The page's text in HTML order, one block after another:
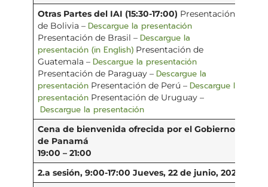
Otras Partes del IAI (15:30-17:00) Presentación
de Bolivia – Descargue la presentación
Presentación de Brasil – Descargue la
presentación (in English)Presentación de
Guatemala – Descargue la presentación
Presentación de Paraguay – Descargue la
presentaciónPresentación de Perú – Descargue la
presentaciónPresentación de Uruguay –
Descargue la presentación
Cena de bienvenida ofrecida por el Gobierno
de Panamá
19:00 – 21:00
2.a sesión, 9:00-17:00 Jueves, 22 de junio, 2023